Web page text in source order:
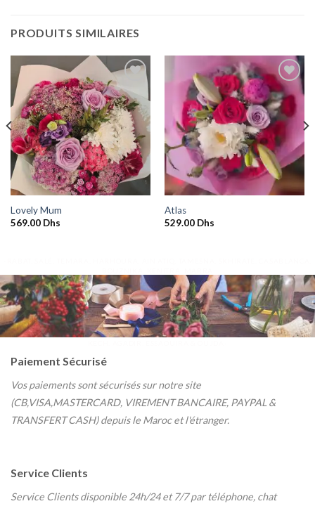
PRODUITS SIMILAIRES
Ajouter
à la
wishlist
Lovely Mum
569.00 Dhs
Ajouter
wishlist
Atlas
529.00 Dhs
Paiement Sécurisé
Vos paiements sont sécurisés sur notre site
(CB,VISA,MASTERCARD, VIREMENT BANCAIRE, PAYPAL &
TRANSFERT CASH) depuis le Maroc et l'étranger.
Service Clients
Service Clients disponible 24h/24 et 7/7par téléphone, chat